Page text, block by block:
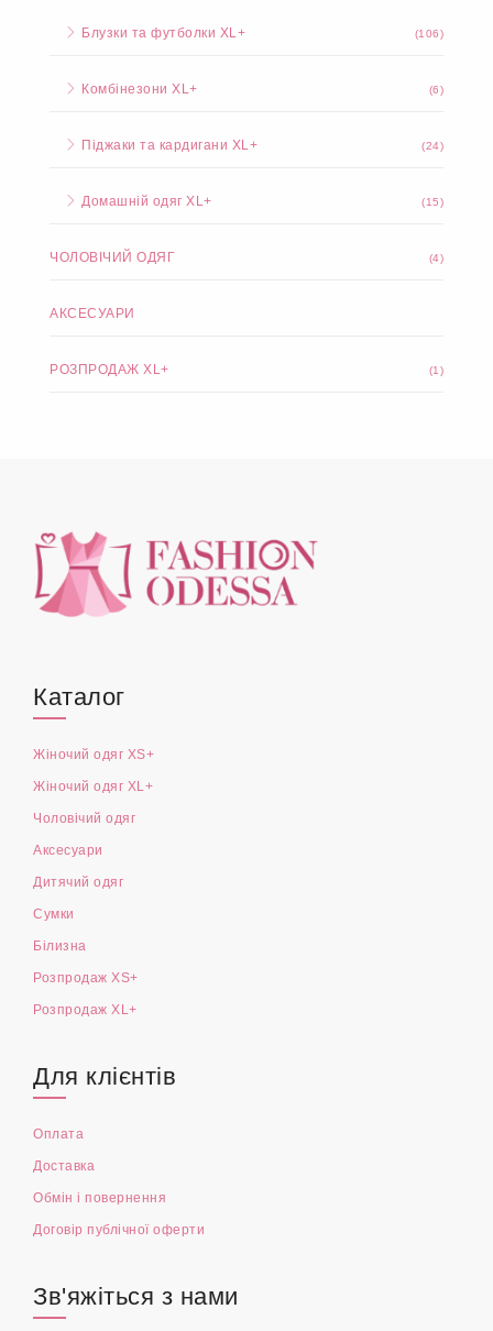
Блузки та футболки XL+ (106)
Комбінезони XL+ (6)
Піджаки та кардигани XL+ (24)
Домашній одяг XL+ (15)
ЧОЛОВІЧИЙ ОДЯГ (4)
АКСЕСУАРИ
РОЗПРОДАЖ XL+ (1)
Каталог
Жіночий одяг XS+
Жіночий одяг XL+
Чоловічий одяг
Аксесуари
Дитячий одяг
Сумки
Білизна
Розпродаж XS+
Розпродаж XL+
Для клієнтів
Оплата
Доставка
Обмін і повернення
Договір публічної оферти
Зв'яжіться з нами